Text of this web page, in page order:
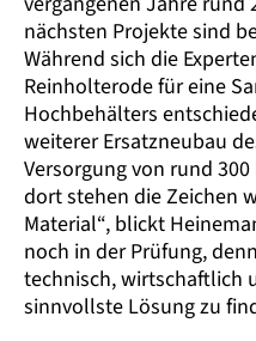
nächsten Projekte sind
Während sich die
Reinholterode für eine
Hoch­behälters
weiterer Ersatz­neubau
Versorgung von rund
dort stehen die Zeichen
Material“, blickt
noch in der Prüfung,
technisch, wirtschaftlich
sinnvollste Lösung zu